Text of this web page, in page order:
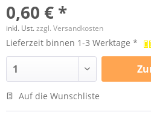
0,60 € *
inkl. Ust.zzgl. Versandkosten
Lieferzeit binnen 1-3 Werktage *
Auf die Wunschliste